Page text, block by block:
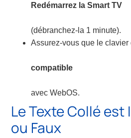
Redémarrez la Smart TV
(débranchez-la 1 minute).
Assurez-vous que le clavier
compatible
avec WebOS.
Le Texte Collé
ou Faux